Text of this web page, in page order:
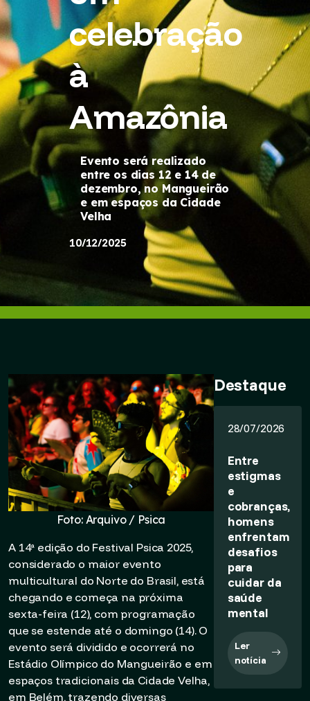
celebração
à
Amazônia
Evento será realizado
entre os dias 12 e 14 de
dezembro, no Mangueirão
e em espaços da Cidade
Velha
10/12/2025
Foto: Arquivo / Psica
A 14ª edição do Festival Psica 2025,
considerado o maior evento
multicultural do Norte do Brasil, está
chegando e começa na próxima
sexta-feira (12), com programação
que se estende até o domingo (14). O
evento será dividido e ocorrerá no
Estádio Olímpico do Mangueirão e em
espaços tradicionais da Cidade Velha,
em Belém, trazendo diversas
Destaque
28/07/2026
Entre
estigmas
e
cobranças,
homens
enfrentam
desafios
para
cuidar da
saúde
mental
Ler
notícia